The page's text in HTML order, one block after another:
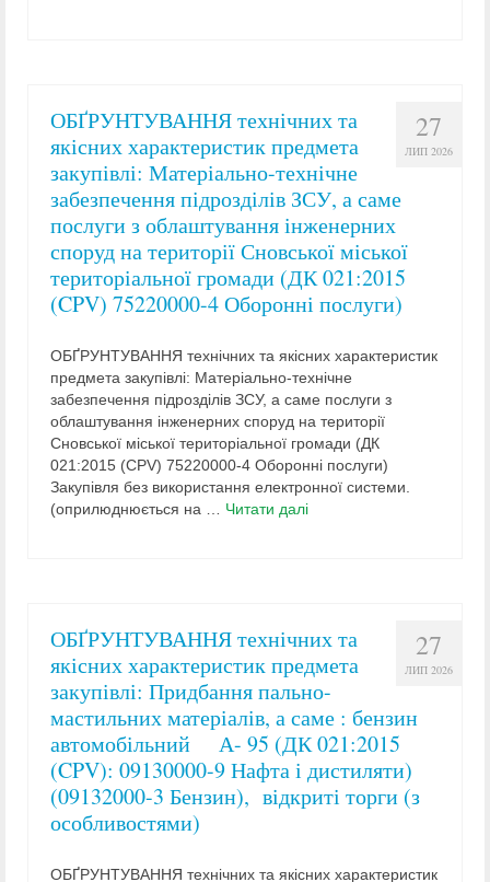
27
ЛИП 2026
ОБҐРУНТУВАННЯ технічних та
якісних характеристик предмета
закупівлі: Матеріально-технічне
забезпечення підрозділів ЗСУ, а саме
послуги з облаштування інженерних
споруд на території Сновської міської
територіальної громади (ДК 021:2015
(CPV) 75220000-4 Оборонні послуги)
ОБҐРУНТУВАННЯ технічних та якісних характеристик
предмета закупівлі: Матеріально-технічне
забезпечення підрозділів ЗСУ, а саме послуги з
облаштування інженерних споруд на території
Сновської міської територіальної громади (ДК
021:2015 (CPV) 75220000-4 Оборонні послуги)
Закупівля без використання електронної системи.
(оприлюднюється на … Читати далі
27
ЛИП 2026
ОБҐРУНТУВАННЯ технічних та
якісних характеристик предмета
закупівлі: Придбання пально-
мастильних матеріалів, а саме : бензин
автомобільний А- 95 (ДК 021:2015
(CPV): 09130000-9 Нафта і дистиляти)
(09132000-3 Бензин), відкриті торги (з
особливостями)
ОБҐРУНТУВАННЯ технічних та якісних характеристик